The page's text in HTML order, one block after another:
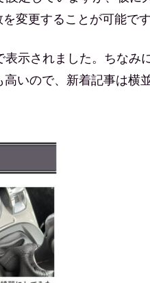
変更することが可能です
示されました。ちなみ
いので、新着記事は横